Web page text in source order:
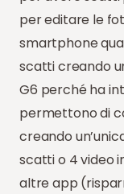
per editare le
smartphone
scatti creando
G6 perché ha
permettono di
creando
scatti o 4 video
altre app